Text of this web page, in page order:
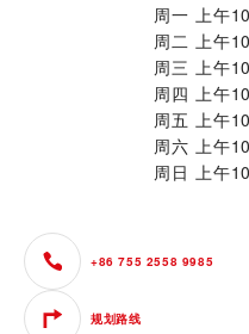
周一 上午
周二
上午
周三
上午
周四
上午
周五
上午
周六 上午
周日
上午
+86 755 2558 9985
规划路线